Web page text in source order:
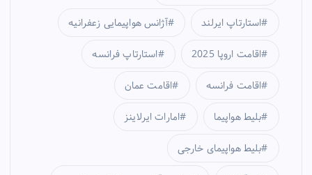
آژانس هواپیمایی زعفرانیه استارتاپ ایرلند
استارتاپ فرانسه اقامت اروپا 2025
اقامت عمان اقامت فرانسه
امارات ایرلاینز بلیط هواپیما
بلیط هواپیمای خارجی